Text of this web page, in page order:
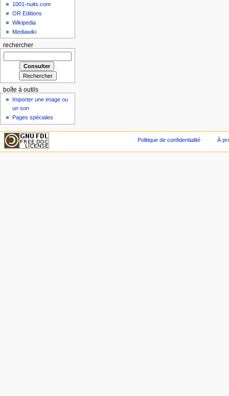
1001-nuits.com
OR Editions
Wikipedia
Mediawiki
rechercher
boîte à outils
Importer une image ou
un son
Pages spéciales
Politique de confidentialité À